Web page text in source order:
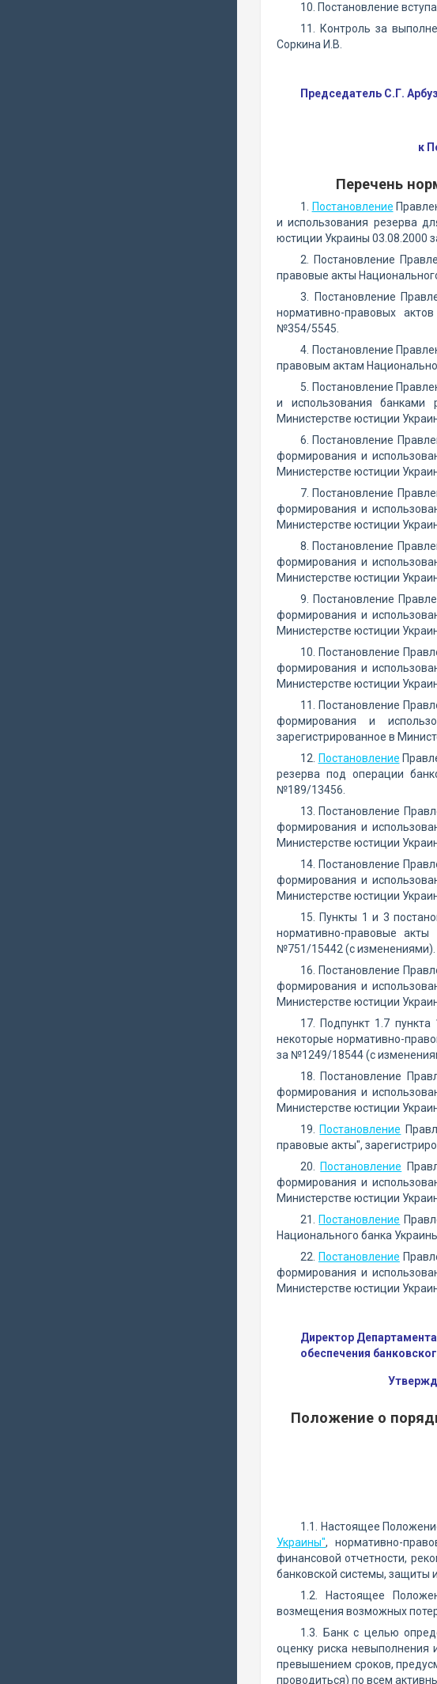
10. Постановление
11. Контроль за
Соркина И.В.
Председатель С.Г.
к
Перечень
1. Постановление
и использования резерва
юстиции Украины 03.08.2000
2. Постановление
правовые акты
3. Постановление
нормативно-правовых
№354/5545.
4. Постановление
правовым актам
5. Постановление
и использования банками
Министерстве юстиции
6. Постановление
формирования и
Министерстве юстиции
7. Постановление
формирования и
Министерстве юстиции
8. Постановление
формирования и
Министерстве юстиции
9. Постановление
формирования и
Министерстве юстиции
10. Постановление
формирования и
Министерстве юстиции
11. Постановление
формирования и
зарегистрированное в
12.
Постановление
резерва под операции
№189/13456.
13. Постановление
формирования и
Министерстве юстиции
14. Постановление
формирования и
Министерстве юстиции
15. Пункты 1 и 3
нормативно-правовые акты
№751/15442 (с изменениями).
16. Постановление
формирования и
Министерстве юстиции
17. Подпункт 1.7
некоторые нормативно-
за №1249/18544 (с
18. Постановление
формирования и
Министерстве юстиции
19. Постановление
правовые акты",
20.
Постановление
формирования и
Министерстве юстиции
21.
Постановление
Национального банка
22.
Постановление
формирования и
Министерстве юстиции
Директор
обеспечения
Положение о
1.1. Настоящее
Украины", нормативно-
финансовой отчетности,
банковской системы, защиты
1.2. Настоящее
возмещения возможных
1.3. Банк с целью
оценку риска невыполнения
превышением сроков,
проводиться) по всем